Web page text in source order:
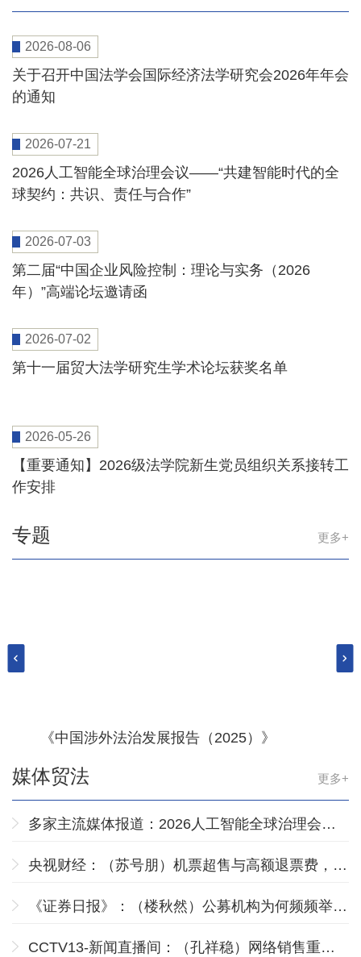
2026-08-06
关于召开中国法学会国际经济法学研究会2026年年会
的通知
2026-07-21
2026人工智能全球治理会议——“共建智能时代的全
球契约：共识、责任与合作”
2026-07-03
第二届“中国企业风险控制：理论与实务（2026
年）”高端论坛邀请函
2026-07-02
第十一届贸大法学研究生学术论坛获奖名单
2026-05-26
【重要通知】2026级法学院新生党员组织关系接转工
作安排
更多+
专题
《中国涉外法治发展报告（2025）》
更多+
媒体贸法
多家主流媒体报道：2026人工智能全球治理会议
央视财经：（苏号朋）机票超售与高额退票费，是
《证券日报》：（楼秋然）公募机构为何频频举牌
CCTV13-新闻直播间：（孔祥稳）网络销售重点